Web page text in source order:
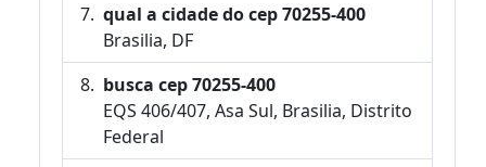
qual a cidade do cep 70255-400
Brasilia, DF
busca cep 70255-400
EQS 406/407, Asa Sul, Brasilia, Distrito
Federal